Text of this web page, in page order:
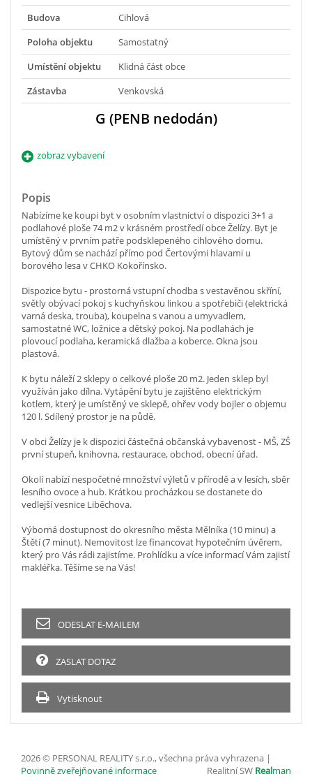
Budova
Cihlová
Poloha objektu
Samostatný
Umístění objektu
Klidná část obce
Zástavba
Venkovská
G (PENB nedodán)
zobraz vybavení
Popis
Nabízíme ke koupi byt v osobním vlastnictví o dispozici 3+1 a
podlahové ploše 74 m2 v krásném prostředí obce Želízy. Byt je
umístěný v prvním patře podsklepeného cihlového domu.
Bytový dům se nachází přímo pod Čertovými hlavami u
borového lesa v CHKO Kokořínsko.
Dispozice bytu - prostorná vstupní chodba s vestavěnou skříní,
světly obývací pokoj s kuchyňskou linkou a spotřebiči (elektrická
varná deska, trouba), koupelna s vanou a umyvadlem,
samostatné WC, ložnice a dětský pokoj. Na podlahách je
plovoucí podlaha, keramická dlažba a koberce. Okna jsou
plastová.
K bytu náleží 2 sklepy o celkové ploše 20 m2. Jeden sklep byl
využíván jako dílna. Vytápění bytu je zajištěno elektrickým
kotlem, který je umístěný ve sklepě, ohřev vody bojler o objemu
120 l. Sdílený prostor je na půdě.
V obci Želízy je k dispozici částečná občanská vybavenost - MŠ, ZŠ
první stupeň, knihovna, restaurace, obchod, obecní úřad.
Okolí nabízí nespočetné množství výletů v přírodě a v lesích, sběr
lesního ovoce a hub. Krátkou procházkou se dostanete do
vedlejší vesnice Liběchova.
Výborná dostupnost do okresního města Mělníka (10 minu) a
Štětí (7 minut). Nemovitost lze financovat hypotečním úvěrem,
který pro Vás rádi zajistíme. Prohlídku a více informací Vám zajistí
makléřka. Těšíme se na Vás!
ODESLAT E-MAILEM
ZASLAT DOTAZ
Vytisknout
2026 © PERSONAL REALITY s.r.o., všechna práva vyhrazena |
Povinně zveřejňované informace
Realitní SW Realman